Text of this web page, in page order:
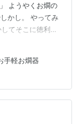
ようやくお燗の
かし。 やってみ
てそこに徳利入
る栽培醸造蔵
泉橋酒造』さん
高💕 これは1合
小さ目だけど）
沸かしたお湯
手軽お燗器